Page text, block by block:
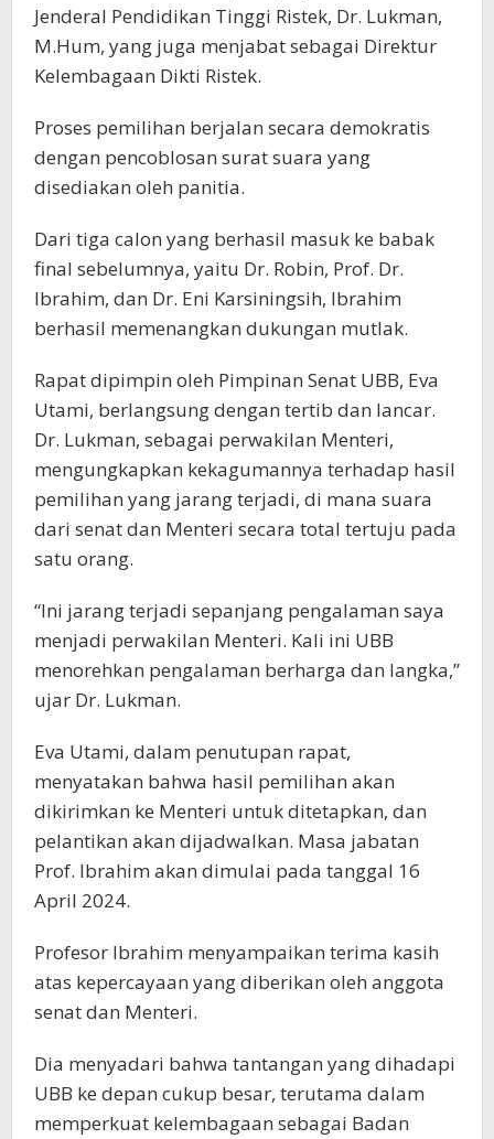
Jenderal Pendidikan Tinggi Ristek, Dr. Lukman,
M.Hum, yang juga menjabat sebagai Direktur
Kelembagaan Dikti Ristek.
Proses pemilihan berjalan secara demokratis
dengan pencoblosan surat suara yang
disediakan oleh panitia.
Dari tiga calon yang berhasil masuk ke babak
final sebelumnya, yaitu Dr. Robin, Prof. Dr.
Ibrahim, dan Dr. Eni Karsiningsih, Ibrahim
berhasil memenangkan dukungan mutlak.
Rapat dipimpin oleh Pimpinan Senat UBB, Eva
Utami, berlangsung dengan tertib dan lancar.
Dr. Lukman, sebagai perwakilan Menteri,
mengungkapkan kekagumannya terhadap hasil
pemilihan yang jarang terjadi, di mana suara
dari senat dan Menteri secara total tertuju pada
satu orang.
“Ini jarang terjadi sepanjang pengalaman saya
menjadi perwakilan Menteri. Kali ini UBB
menorehkan pengalaman berharga dan langka,”
ujar Dr. Lukman.
Eva Utami, dalam penutupan rapat,
menyatakan bahwa hasil pemilihan akan
dikirimkan ke Menteri untuk ditetapkan, dan
pelantikan akan dijadwalkan. Masa jabatan
Prof. Ibrahim akan dimulai pada tanggal 16
April 2024.
Profesor Ibrahim menyampaikan terima kasih
atas kepercayaan yang diberikan oleh anggota
senat dan Menteri.
Dia menyadari bahwa tantangan yang dihadapi
UBB ke depan cukup besar, terutama dalam
memperkuat kelembagaan sebagai Badan